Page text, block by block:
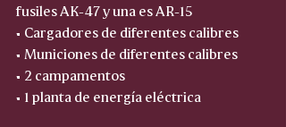
fusiles AK-47 y una es AR-15
• Cargadores de diferentes calibres
• Municiones de diferentes calibres
• 2 campamentos
• 1 planta de energía eléctrica